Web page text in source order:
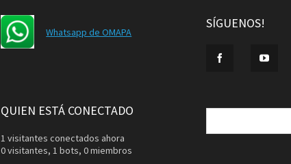
Whatsapp de OMAPA
SÍGUENOS!
QUIEN ESTÁ CONECTADO
1 visitantes conectados ahora
0 visitantes, 1 bots, 0 miembros
Buscar: